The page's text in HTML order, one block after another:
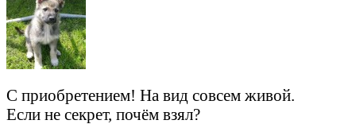
С приобретением! На вид совсем живой.
Если не секрет, почём взял?